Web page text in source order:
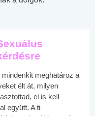
meghatároz a
élt át, milyen
el is kell
együtt. A ti